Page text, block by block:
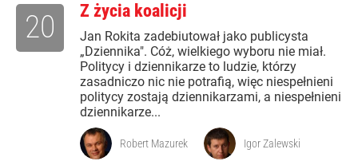
Z życia koalicji
Jan Rokita zadebiutował jako publicysta
„Dziennika". Cóż, wielkiego wyboru nie miał.
Politycy i dziennikarze to ludzie, którzy
zasadniczo nic nie potrafią, więc niespełnieni
politycy zostają dziennikarzami, a niespełnieni
dziennikarze...
20
Robert Mazurek Igor Zalewski